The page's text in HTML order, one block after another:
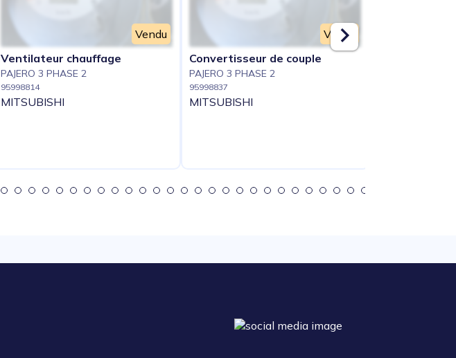
Vendu
Ventilateur chauffage
PAJERO 3 PHASE 2
95998814
MITSUBISHI
Vendu
Convertisseur de couple
PAJERO 3 PHASE 2
95998837
MITSUBISHI